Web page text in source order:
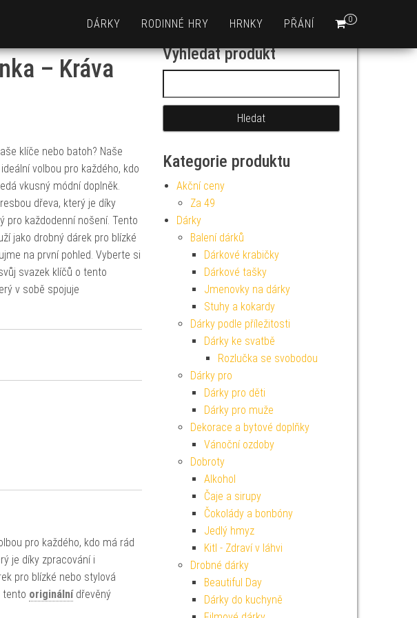
0
DÁRKY RODINNÉ HRY HRNKY PŘÁNÍ
– Kráva
Kč.
klíče nebo batoh? Naše
volbou pro každého, kdo
vkusný módní doplněk.
dřeva, který je díky
pro každodenní nošení. Tento
jako drobný dárek pro blízké
na první pohled. Vyberte si
svazek klíčů o tento
v sobě spojuje
pro každého, kdo má rád
je díky zpracování i
pro blízké nebo stylová
tento originálnídřevěný
Vyhledat produkt
Kategorie produktu
Akční ceny
Za 49
Dárky
Balení dárků
Dárkové krabičky
Dárkové tašky
Jmenovky na dárky
Stuhy a kokardy
Dárky podle příležitosti
Dárky ke svatbě
Rozlučka se svobodou
Dárky pro
Dárky pro děti
Dárky pro muže
Dekorace a bytové doplňky
Vánoční ozdoby
Dobroty
Alkohol
Čaje a sirupy
Čokolády a bonbóny
Jedlý hmyz
Kitl - Zdraví v láhvi
Drobné dárky
Beautiful Day
Dárky do kuchyně